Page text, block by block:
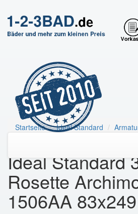
Startseite Ideal Standard
Ideal Standard
Rosette
1506AA